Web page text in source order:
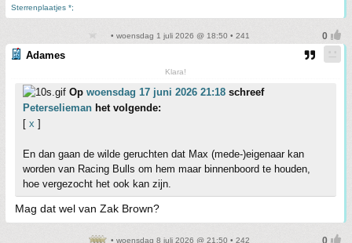
Sterrenplaatjes *;
• woensdag 1 juli 2026 @ 18:50 • 241
Adames
Klara!
Op woensdag 17 juni 2026 21:18 schreef
Peterselieman het volgende:
[ x ]
En dan gaan de wilde geruchten dat Max (mede-)eigenaar kan
worden van Racing Bulls om hem maar binnenboord te houden,
hoe vergezocht het ook kan zijn.
Mag dat wel van Zak Brown?
• woensdag 8 juli 2026 @ 21:50 • 242